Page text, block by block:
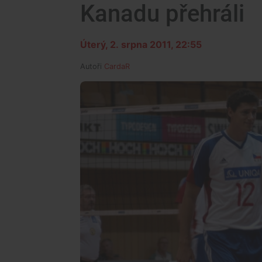
Kanadu přehráli
Úterý, 2. srpna 2011, 22:55
Autoři CardaR